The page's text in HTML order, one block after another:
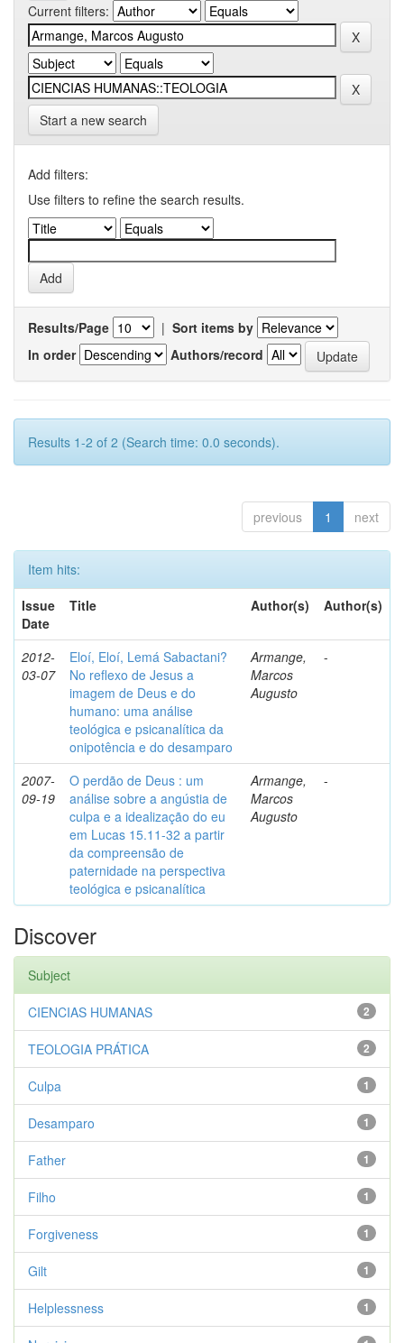
Current filters:
Start a new search
Add filters:
Use filters to refine the search results.
Results/Page | Sort items by
In order
Authors/record
Results 1-2 of 2 (Search time: 0.0 seconds).
previous 1 next
Item hits:
Issue
Date
Title Author(s) Author(s)
2012-
03-07
Eloí, Eloí, Lemá Sabactani?
No reflexo de Jesus a
imagem de Deus e do
humano: uma análise
teológica e psicanalítica da
onipotência e do desamparo
Armange,
Marcos
Augusto
-
2007-
09-19
O perdão de Deus : um
análise sobre a angústia de
culpa e a idealização do eu
em Lucas 15.11-32 a partir
da compreensão de
paternidade na perspectiva
teológica e psicanalítica
Armange,
Marcos
Augusto
-
Discover
Subject
2
CIENCIAS HUMANAS
2
TEOLOGIA PRÁTICA
1
Culpa
1
Desamparo
1
Father
1
Filho
1
Forgiveness
1
Gilt
1
Helplessness